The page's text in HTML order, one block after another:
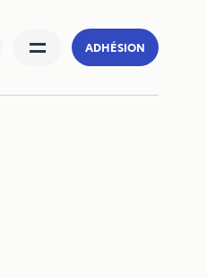
ADHÉSION